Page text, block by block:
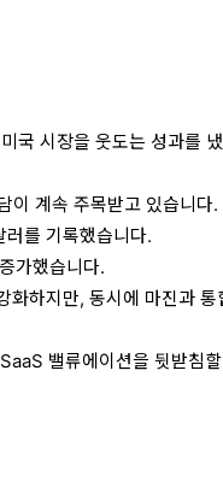
국 시장을 웃도는 성과를 냈
이 계속 주목받고 있습니다.
를 기록했습니다.
가했습니다.
하지만, 동시에 마진과 통
밸류에이션을 뒷받침